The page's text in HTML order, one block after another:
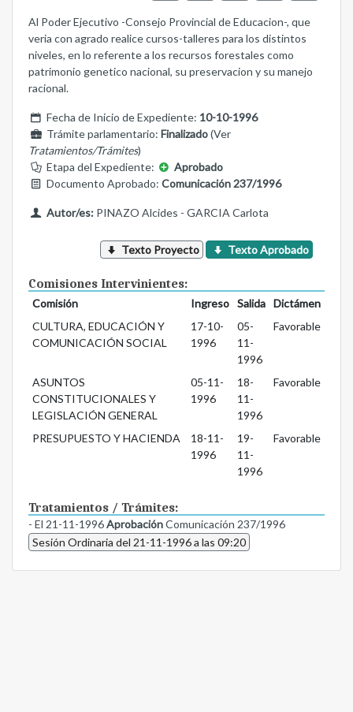
Al Poder Ejecutivo -Consejo Provincial de Educacion-, que
veria con agrado realice cursos-talleres para los distintos
niveles, en lo referente a los recursos forestales como
patrimonio genetico nacional, su preservacion y su manejo
racional.
Fecha de Inicio de Expediente: 10-10-1996
Trámite parlamentario: Finalizado(Ver
Tratamientos/Trámites)
Etapa del Expediente:
Aprobado
Documento Aprobado: Comunicación 237/1996
Autor/es:PINAZO Alcides - GARCIA Carlota
Texto Proyecto Texto Aprobado
Comisiones Intervinientes:
Comisión Ingreso Salida
Dictámen
CULTURA, EDUCACIÓN Y
COMUNICACIÓN SOCIAL
17-10-
1996
05-
11-
1996
Favorable
ASUNTOS
CONSTITUCIONALES Y
LEGISLACIÓN GENERAL
05-11-
1996
18-
11-
1996
Favorable
PRESUPUESTO Y HACIENDA
18-11-
1996
19-
11-
1996
Favorable
Tratamientos / Trámites:
- El 21-11-1996AprobaciónComunicación 237/1996
Sesión Ordinaria del 21-11-1996 a las 09:20